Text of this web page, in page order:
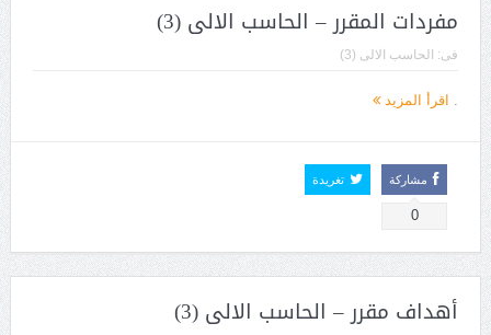
مفردات المقرر – الحاسب الالى (3)
فى: الحاسب الالى (3)
اقرأ المزيد
مشاركة
0
تغريدة
أهداف مقرر – الحاسب الالى (3)